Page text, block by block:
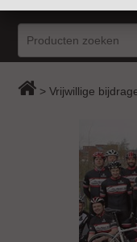
> Vrijwillige